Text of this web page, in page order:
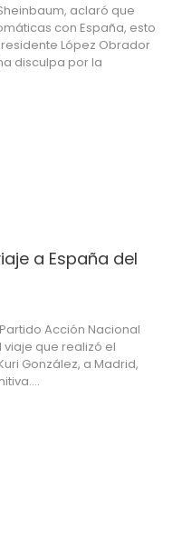
aclaró que
con España, esto
López Obrador
disculpa por la
a España del
Acción Nacional
viaje que realizó el
González, a Madrid,